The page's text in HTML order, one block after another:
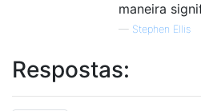
maneira
— Stephen Ellis
Respostas: